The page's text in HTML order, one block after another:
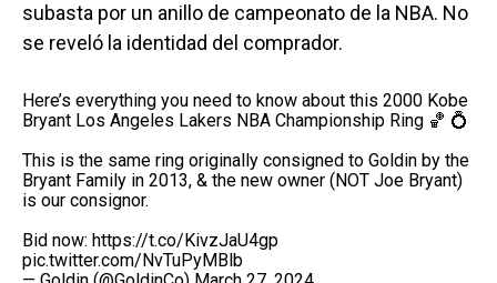
subasta por un anillo de campeonato de la NBA. No
se reveló la identidad del comprador.
Here’s everything you need to know about this 2000 Kobe
Bryant Los Angeles Lakers NBA Championship Ring 🏀 💍
This is the same ring originally consigned to Goldin by the
Bryant Family in 2013, & the new owner (NOT Joe Bryant)
is our consignor.
Bid now: https://t.co/KivzJaU4gp
pic.twitter.com/NvTuPyMBlb